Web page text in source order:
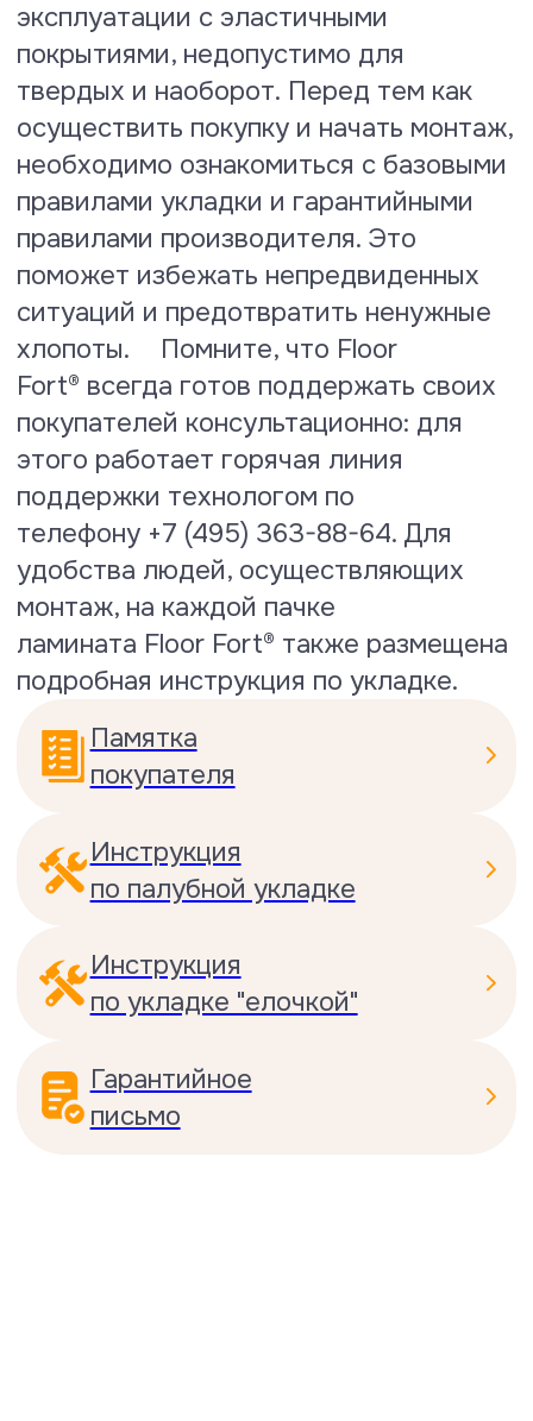
теплопроводность: 0, 157 W (m*K),
термическое сопротивление R
0.065 (m₂*K/W), что показывает
полную совместимость ламината
Floor Fort под использование с
системами теплый пол с нагревом
Посмотреть сертификат
Тест на водопоглощение
По результатам испытаний
коэффициент водопоглощения
ламината Floor Fort® составляет
всего 10.1 %
ламели при изменении влажности
в помещении
При повышении влажности до 90%
показатели изменения длины и